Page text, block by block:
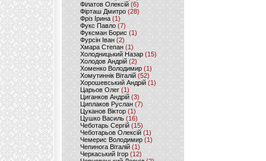
Філатов Олексій (6)
Фірташ Дмитро (28)
Фріз Ірина (1)
Фукс Павло (7)
Фуксман Борис (1)
Фурсін Іван (2)
Хмара Степан(1)
Холодницький Назар(15)
Холодов Андрій (2)
Хоменко Володимир (1)
Хомутиннік Віталій (52)
Хорошевський Андрій (1)
Царьов Олег (1)
Циганков Андрій (3)
Циплаков Руслан(7)
Цуканов Віктор (1)
Цушко Василь (16)
Чеботарь Сергій (15)
Чеботарьов Олексій (1)
Чемерис Володимир (1)
Чепинога Віталій (1)
Черкаський Ігор (12)